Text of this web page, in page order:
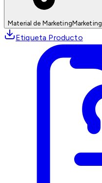
Material de MarketingMarketing
Etiqueta Producto